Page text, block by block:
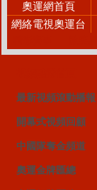
奧運網首頁
網絡電視奧運台
最新視頻滾動播報
開幕式視頻回顧
中國隊奪金頻道
奧運金牌匯總